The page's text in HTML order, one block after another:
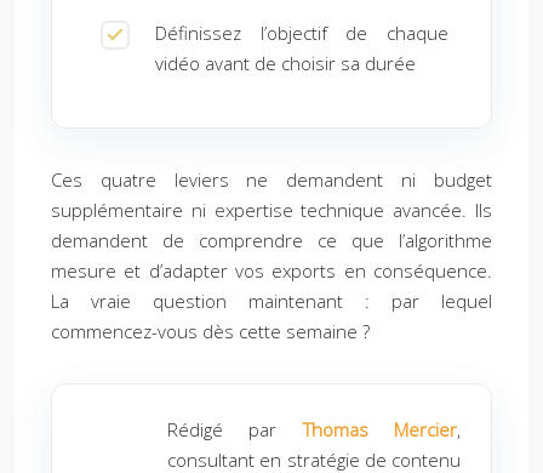
Définissez l’objectif de chaque
vidéo avant de choisir sa durée
Ces quatre leviers ne demandent ni budget
supplémentaire ni expertise technique avancée. Ils
demandent de comprendre ce que l’algorithme
mesure et d’adapter vos exports en conséquence.
La vraie question maintenant : par lequel
commencez-vous dès cette semaine ?
Rédigé parThomas Mercier,
consultant en stratégie de contenu